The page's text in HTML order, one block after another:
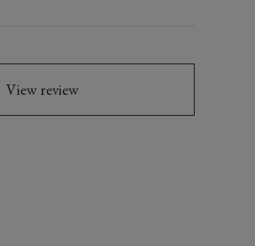
View review